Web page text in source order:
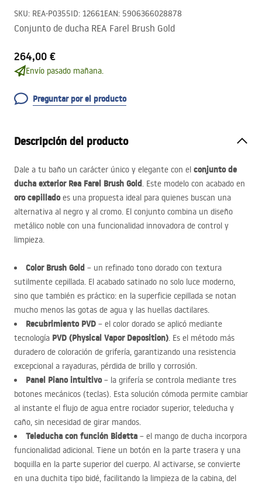
SKU: REA-P0355ID: 12661EAN: 5906366028878
Conjunto de ducha REA Farel Brush Gold
264,00 €
Envío pasado mañana.
Preguntar por el producto
Descripción del producto
Dale a tu baño un carácter único y elegante con el conjunto de
ducha exterior Rea Farel Brush Gold. Este modelo con acabado en
oro cepilladoes una propuesta ideal para quienes buscan una
alternativa al negro y al cromo. El conjunto combina un diseño
metálico noble con una funcionalidad innovadora de control y
limpieza.
Color Brush Gold – un refinado tono dorado con textura
sutilmente cepillada. El acabado satinado no solo luce moderno,
sino que también es práctico: en la superficie cepillada se notan
mucho menos las gotas de agua y las huellas dactilares.
Recubrimiento PVD – el color dorado se aplicó mediante
tecnología PVD (Physical Vapor Deposition). Es el método más
duradero de coloración de grifería, garantizando una resistencia
excepcional a rayaduras, pérdida de brillo y corrosión.
Panel Piano intuitivo– la grifería se controla mediante tres
botones mecánicos (teclas). Esta solución cómoda permite cambiar
al instante el flujo de agua entre rociador superior, teleducha y
caño, sin necesidad de girar mandos.
Teleducha con función Bidetta – el mango de ducha incorpora
funcionalidad adicional. Tiene un botón en la parte trasera y una
boquilla en la parte superior del cuerpo. Al activarse, se convierte
en una duchita tipo bidé, facilitando la limpieza de la cabina, del